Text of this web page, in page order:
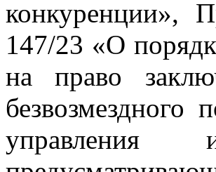
конкуренции»,
147/23 «О
на право
безвозмездного
управления